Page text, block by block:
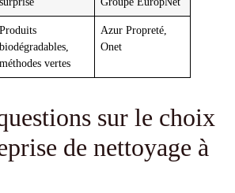
Produits
biodégradables,
méthodes vertes
Azur Propreté,
Onet
sur le choix
de nettoyage à